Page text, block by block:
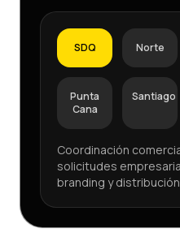
SDQ Norte
Punta
Cana
Santiago
Coordinación
solicitudes
branding y